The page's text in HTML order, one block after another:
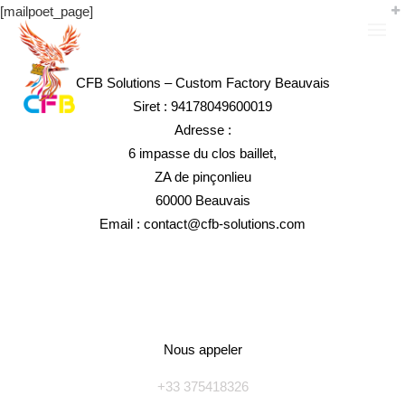
[mailpoet_page]
CFB Solutions – Custom Factory Beauvais
Siret : 94178049600019
Adresse :
6 impasse du clos baillet,
ZA de pinçonlieu
60000 Beauvais
Email : contact@cfb-solutions.com
Nous appeler
+33 375418326